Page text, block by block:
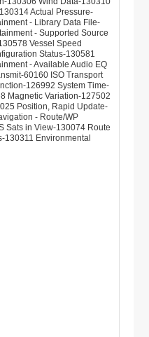
Actual Pressure-
- Library Data File-
- Supported Source
Vessel Speed
Status-130581
- Available Audio EQ
60160 ISO Transport
126992 System Time-
Magnetic Variation-127502
Position, Rapid Update-
- Route/WP
Sats in View-130074 Route
130311 Environmental